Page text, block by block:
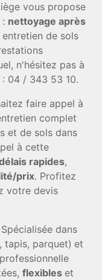
vous propose
nettoyage après
de sols
n'hésitez pas à
: 04 / 343 53 10.
faire appel à
complet
et de sols dans
à cette
rapides,
prix. Profitez
votre devis
dans
tapis, parquet) et
flexibles et